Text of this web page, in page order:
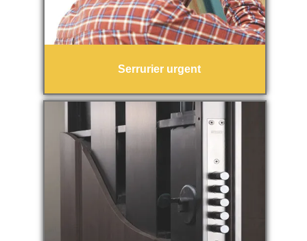
Serrurier urgent